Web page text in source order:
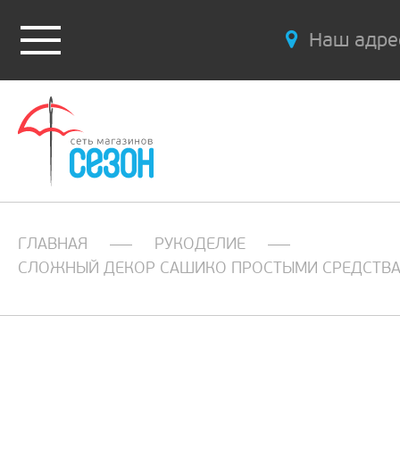
Наш
ГЛАВНАЯ
РУКОДЕЛИЕ
СЛОЖНЫЙ ДЕКОР САШИКО ПРОСТЫМИ